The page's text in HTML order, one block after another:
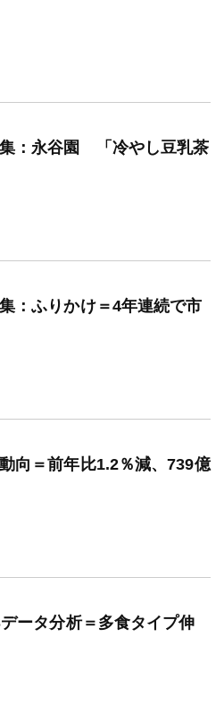
：永谷園 「冷やし豆乳茶
：ふりかけ＝4年連続で市
向＝前年比1.2％減、739億
ータ分析＝多食タイプ伸